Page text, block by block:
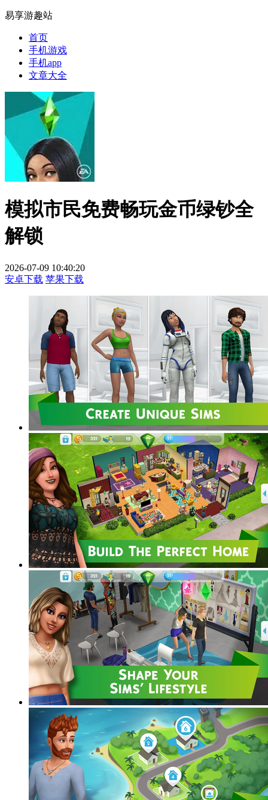
易享游趣站
首页
手机游戏
手机app
文章大全
模拟市民免费畅玩金币绿钞全
解锁
2026-07-09 10:40:20
安卓下载 苹果下载